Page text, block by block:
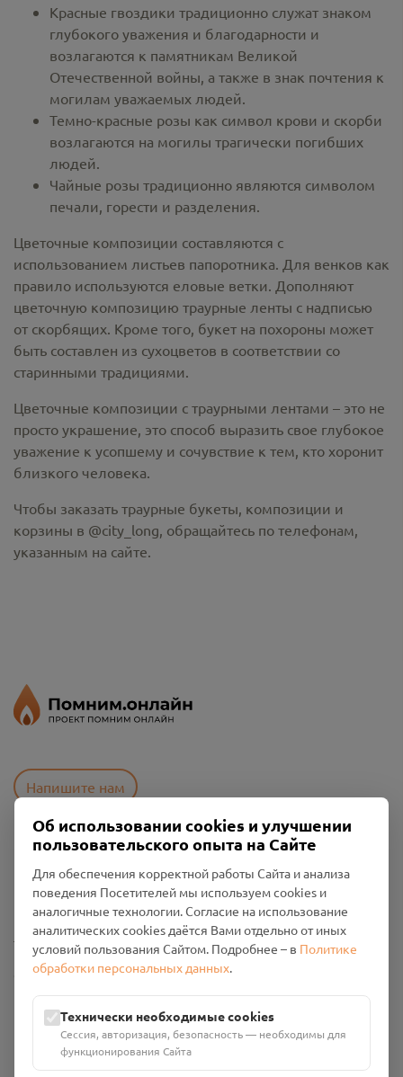
Красные гвоздики традиционно служат знаком
глубокого уважения и благодарности и
возлагаются к памятникам Великой
Отечественной войны, а также в знак почтения к
могилам уважаемых людей.
Темно-красные розы как символ крови и скорби
возлагаются на могилы трагически погибших
людей.
Чайные розы традиционно являются символом
печали, горести и разделения.
Цветочные композиции составляются с
использованием листьев папоротника. Для венков как
правило используются еловые ветки. Дополняют
цветочную композицию траурные ленты с надписью
от скорбящих. Кроме того, букет на похороны может
быть составлен из сухоцветов в соответствии со
старинными традициями.
Цветочные композиции с траурными лентами – это не
просто украшение, это способ выразить свое глубокое
уважение к усопшему и сочувствие к тем, кто хоронит
близкого человека.
Чтобы заказать траурные букеты, композиции и
корзины в @city_long, обращайтесь по телефонам,
указанным на сайте.
Напишите нам
Политика конфиденциальности
Промо-материалы
Настройки cookies
Общество с ограниченной ответственностью «Смоленский
Проект Помним»
ИНН: 6700029207 ОГРН: 1256700001986
Юридический адрес: 216790, Смоленская область, р-н
Руднянский, г. Рудня, улица Западная, д. 26А, пом. 18
Номер счёта: 40702810901130004287 в АО "АЛЬФА-БАНК"
Об использовании cookies и улучшении
пользовательского опыта на Сайте
Для обеспечения корректной работы Сайта и анализа
поведения Посетителей мы используем cookies и
аналогичные технологии. Согласие на использование
аналитических cookies даётся Вами отдельно от иных
условий пользования Сайтом. Подробнее – в Политике
обработки персональных данных.
Технически необходимые cookies
Сессия, авторизация, безопасность — необходимы для
функционирования Сайта